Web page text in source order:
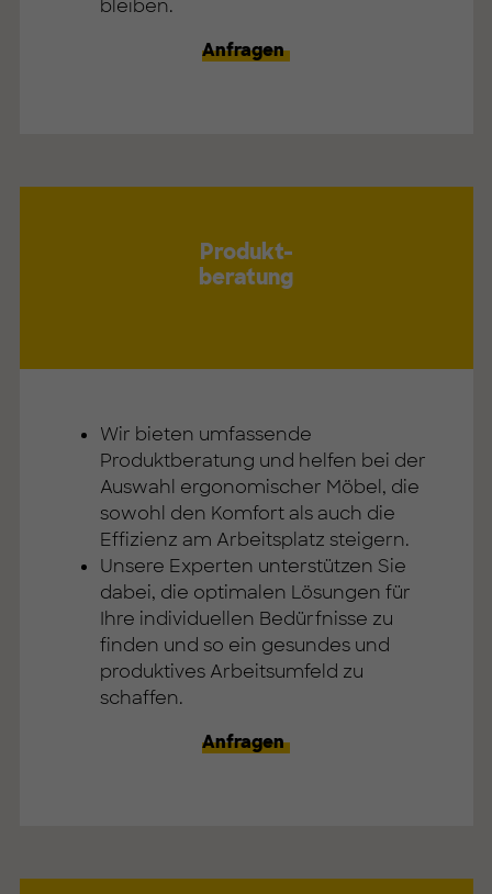
bleiben.
Anfragen
Produkt-
beratung
Wir bieten umfassende
Produktberatung und helfen bei der
Auswahl ergonomischer Möbel, die
sowohl den Komfort als auch die
Effizienz am Arbeitsplatz steigern.
Unsere Experten unterstützen Sie
dabei, die optimalen Lösungen für
Ihre individuellen Bedürfnisse zu
finden und so ein gesundes und
produktives Arbeitsumfeld zu
schaffen.
Anfragen